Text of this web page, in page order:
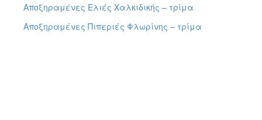
Αποξηραμένες Ελιές Χαλκιδικής – τρίμα
Αποξηραμένες Πιπεριές Φλωρίνης – τρίμα